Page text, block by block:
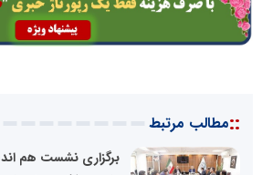
::مطالب مرتبط
برگزاری نشست هم